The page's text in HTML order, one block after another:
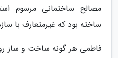
مصالح ساختمانی مرسوم
ساخته بود که غیرمتعارف با
فاطمی هر گونه ساخت و ساز